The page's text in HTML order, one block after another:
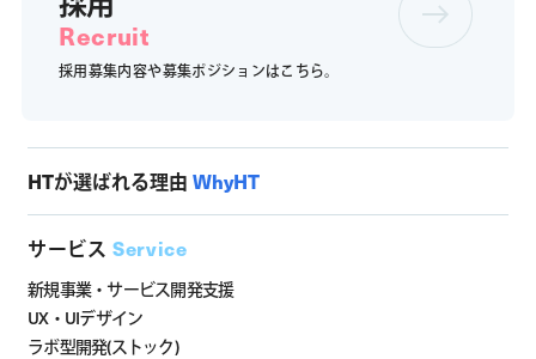
Recruit
採用募集内容や募集ポジションはこちら。
HTが選ばれる理由 WhyHT
サービス Service
新規事業・サービス開発支援
UX・UIデザイン
ラボ型開発(ストック)